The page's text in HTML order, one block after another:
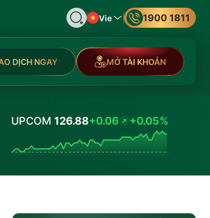
Vie 1900 1811
DỊCH NGAY MỞ TÀI KHOẢN
UPCOM 126.88+0.06 +0.05%